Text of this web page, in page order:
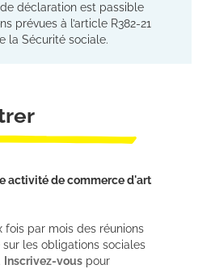
de déclaration est passible
prévues à l’article R382-21
la Sécurité sociale.
activité de commerce d'art
fois par mois des réunions
sur les obligations sociales
Inscrivez-vous pour